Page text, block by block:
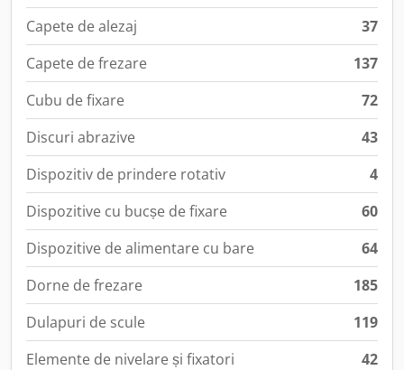
Capete de alezaj
37
Capete de frezare
137
Cubu de fixare
72
Discuri abrazive
43
Dispozitiv de prindere rotativ
4
Dispozitive cu bucșe de fixare
60
Dispozitive de alimentare cu bare
64
Dorne de frezare
185
Dulapuri de scule
119
Elemente de nivelare și fixatori
42